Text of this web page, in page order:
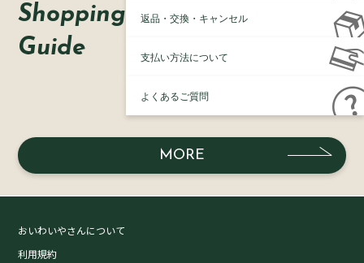
Shopping
Guide
MORE
返品・交換・キャンセル
支払い方法について
よくあるご質問
おいわいやさんについて
利用規約